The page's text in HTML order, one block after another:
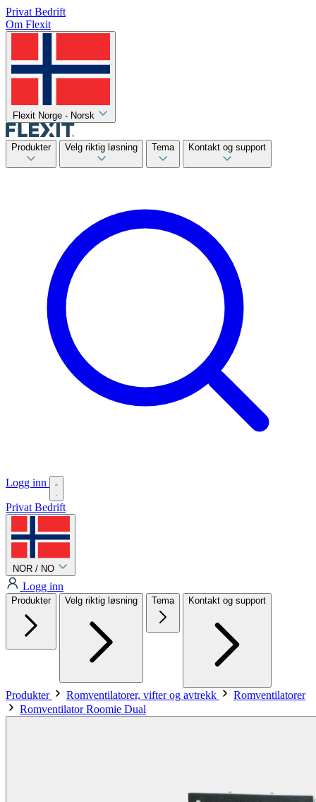
Privat Bedrift
Om Flexit
Flexit Norge - Norsk
Produkter Velg riktig løsning Tema Kontakt og support
Logg inn
Privat Bedrift
NOR / NO
Logg inn
Produkter Velg riktig løsning Tema Kontakt og support
Produkter Romventilatorer, vifter og avtrekk
Romventilatorer
Romventilator Roomie Dual